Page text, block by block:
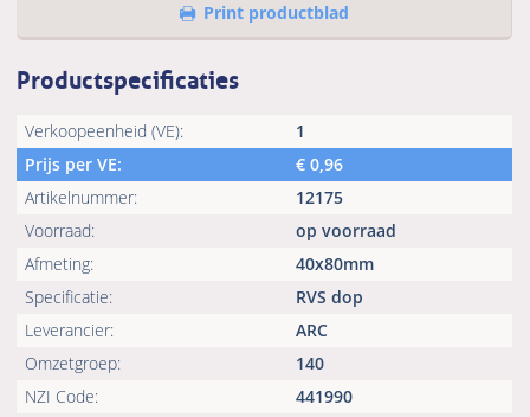
Print productblad
Productspecificaties
Verkoopeenheid (VE):
1
Prijs per VE:
€0,96
Artikelnummer:
12175
Voorraad:
op voorraad
Afmeting:
40x80mm
Specificatie:
RVS dop
Leverancier:
ARC
Omzetgroep:
140
NZI Code:
441990